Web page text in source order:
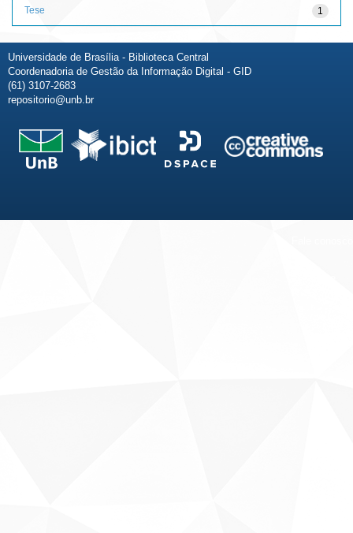
1
Tese
Universidade de Brasília - Biblioteca Central
Coordenadoria de Gestão da Informação Digital - GID
(61) 3107-2683
repositorio@unb.br